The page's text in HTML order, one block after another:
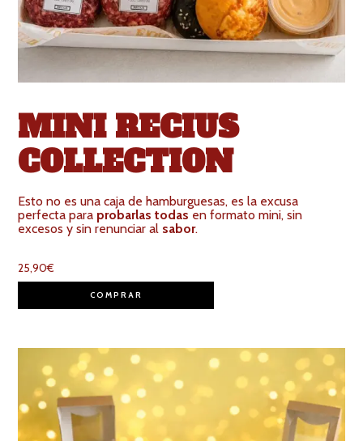
MINI RECIUS
COLLECTION
Esto no es una caja de hamburguesas, es la excusa
perfecta para probarlas todas en formato mini, sin
excesos y sin renunciar al sabor.
25,90€
COMPRAR